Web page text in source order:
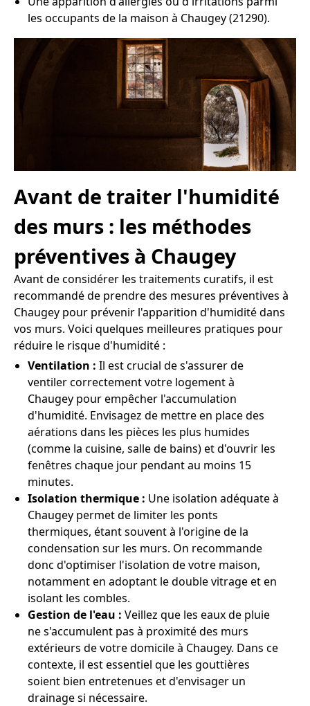
les occupants de la maison à Chaugey (21290).
Avant de traiter l'humidité
des murs : les méthodes
préventives à Chaugey
Avant de considérer les traitements curatifs, il est
recommandé de prendre des mesures préventives à
Chaugey pour prévenir l'apparition d'humidité dans
vos murs. Voici quelques meilleures pratiques pour
réduire le risque d'humidité :
Ventilation : Il est crucial de s'assurer de
ventiler correctement votre logement à
Chaugey pour empêcher l'accumulation
d'humidité. Envisagez de mettre en place des
aérations dans les pièces les plus humides
(comme la cuisine, salle de bains) et d'ouvrir les
fenêtres chaque jour pendant au moins 15
minutes.
Isolation thermique : Une isolation adéquate à
Chaugey permet de limiter les ponts
thermiques, étant souvent à l'origine de la
condensation sur les murs. On recommande
donc d'optimiser l'isolation de votre maison,
notamment en adoptant le double vitrage et en
isolant les combles.
Gestion de l'eau : Veillez que les eaux de pluie
ne s'accumulent pas à proximité des murs
extérieurs de votre domicile à Chaugey. Dans ce
contexte, il est essentiel que les gouttières
soient bien entretenues et d'envisager un
drainage si nécessaire.